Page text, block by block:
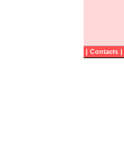
| Contacts |